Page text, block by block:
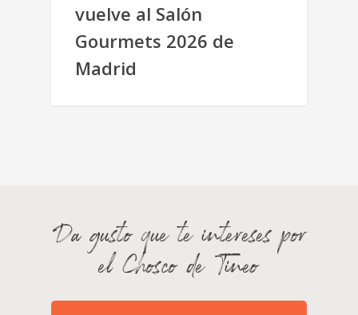
vuelve al Salón
Gourmets 2026 de
Madrid
Da gusto que te intereses por
el Chosco de Tineo